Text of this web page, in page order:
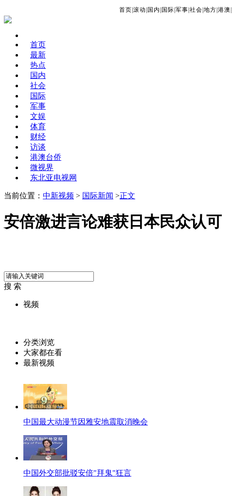
首页 滚动 国内 国际 军事 社会 地方 港澳
首页
最新
热点
国内
社会
国际
军事
文娱
体育
财经
访谈
港澳台侨
微视界
东北亚电视网
当前位置： 中新视频 > 国际新闻 >正文
安倍激进言论难获日本民众认可
搜 索
视频
分类浏览
大家都在看
最新视频
中国最大动漫节因雅安地震取消晚会
中国外交部批驳安倍"拜鬼"狂言